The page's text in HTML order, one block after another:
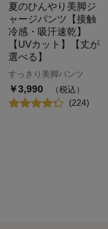
夏のひんやり美脚ジ
ャージパンツ【接触
冷感・吸汗速乾】
【UVカット】【丈が
選べる】
すっきり美脚パンツ
￥3,990
（税込）
(224)